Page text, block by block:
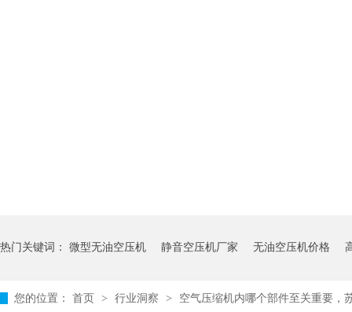
热门关键词： 微型无油空压机 静音空压机厂家 无油空压机价格
您的位置： 首页 > 行业洞察 > 空气压缩机内哪个部件至关重要，